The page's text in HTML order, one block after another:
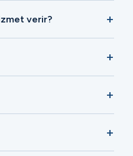
verir?